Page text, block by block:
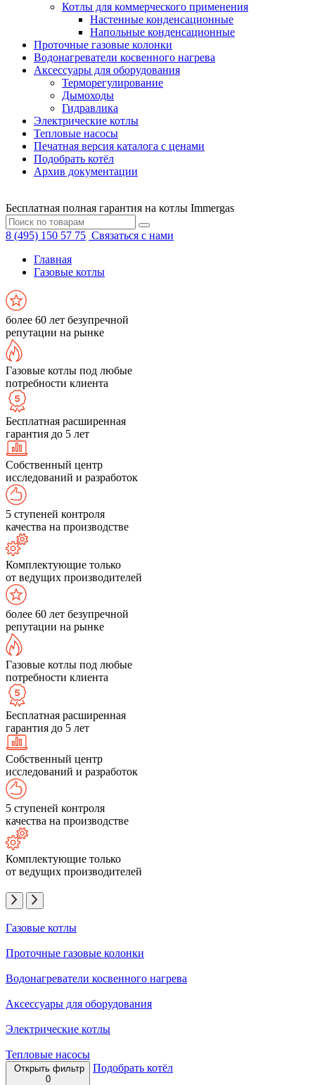
Котлы для коммерческого применения
Настенные конденсационные
Напольные конденсационные
Проточные газовые колонки
Водонагреватели косвенного нагрева
Аксессуары для оборудования
Терморегулирование
Дымоходы
Гидравлика
Электрические котлы
Тепловые насосы
Печатная версия каталога с ценами
Подобрать котёл
Архив документации
Бесплатная полная гарантия на котлы Immergas
8 (495) 150 57 75 Связаться с нами
Главная
Газовые котлы
более 60 лет безупречной
репутации на рынке
Газовые котлы под любые
потребности клиента
Бесплатная расширенная
гарантия до 5 лет
Собственный центр
исследований и разработок
5 ступеней контроля
качества на производстве
Комплектующие только
от ведущих производителей
более 60 лет безупречной
репутации на рынке
Газовые котлы под любые
потребности клиента
Бесплатная расширенная
гарантия до 5 лет
Собственный центр
исследований и разработок
5 ступеней контроля
качества на производстве
Комплектующие только
от ведущих производителей
Газовые котлы
Проточные газовые колонки
Водонагреватели косвенного нагрева
Аксессуары для оборудования
Электрические котлы
Тепловые насосы
Открыть фильтр
0
Подобрать котёл